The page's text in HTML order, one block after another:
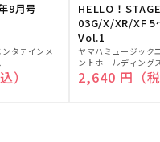
9月号
タテインメ
）
HELLO！
03G/X/XR/XF 5
Vol.1
販
売
元:
ヤマハミュージック
ントホールディング
通常価格
2,640 円（税